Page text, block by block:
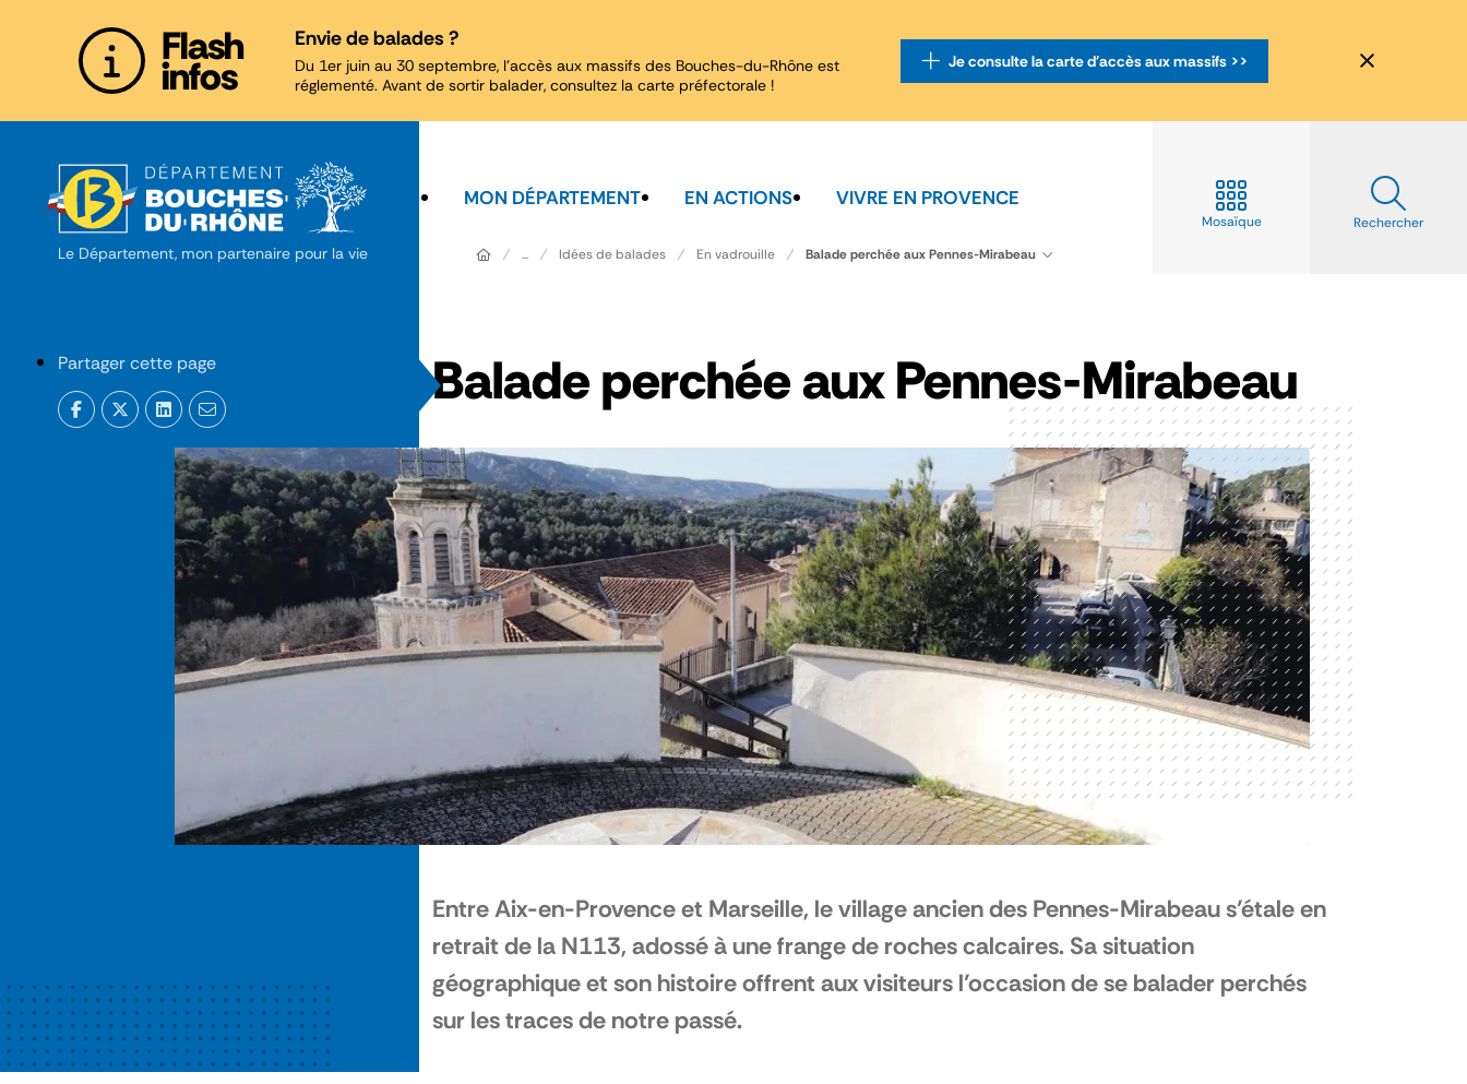
Flash
infos
Envie de balades ?
Du 1er juin au 30 septembre, l'accès aux massifs des Bouches-du-Rhône est
réglementé. Avant de sortir balader, consultez la carte préfectorale !
Je consulte la carte d'accès aux massifs >>
Le Département, mon partenaire pour la vie
MON DÉPARTEMENT EN ACTIONS VIVRE EN PROVENCE
Mosaïque
Rechercher
...
Idées de balades En vadrouille Balade perchée aux Pennes-Mirabeau
Balade perchée aux Pennes-Mirabeau
Entre Aix-en-Provence et Marseille, le village ancien des Pennes-Mirabeau s’étale en
retrait de la N113, adossé à une frange de roches calcaires. Sa situation
géographique et son histoire offrent aux visiteurs l’occasion de se balader perchés
sur les traces de notre passé.
Partager cette page